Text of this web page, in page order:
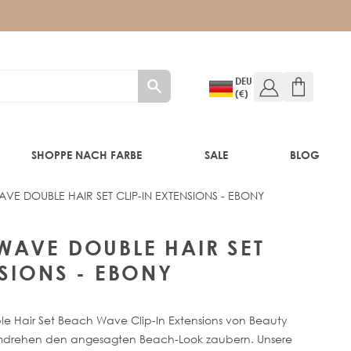
DEU
(€)
SHOPPE NACH FARBE SALE BLOG
DOUBLE HAIR SET CLIP-IN EXTENSIONS - EBONY
DOUBLE HAIR SET
- EBONY
Hair Set Beach Wave Clip-In Extensions von Beauty
den angesagten Beach-Look zaubern. Unsere